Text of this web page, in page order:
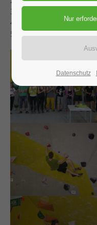
3. Andreas Koller
4. Markus Bäuml
5. Thilo Jäger
Datenschutz